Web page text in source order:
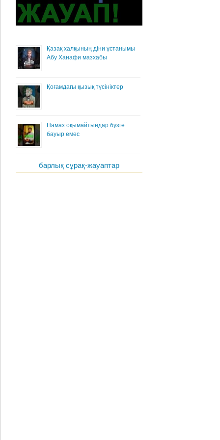
Қазақ халқының діни ұстанымы
Абу Ханафи мазхабы
Қоғамдағы қызық түсініктер
Намаз оқымайтындар бузге
бауыр емес
барлық сұрақ-жауаптар